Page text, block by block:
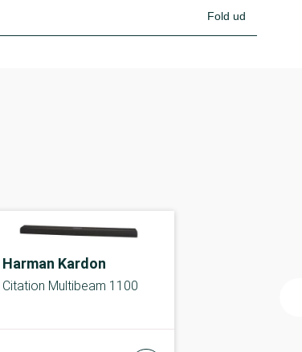
Fold ud
Harman Kardon
Citation Multibeam 1100